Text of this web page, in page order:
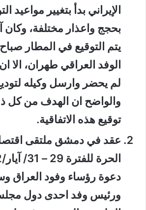
الإيراني بدأ بتغيير مواعيد
بحجج واعذار مختلفة، وكان
يتم التوقيع في المطار
الوفد العراقي طهران، الا ان
لم يحضر وارسل وكيله
والواضح ان الهدف من كل
توقيع هذه الاتفاقية.
عقد في دمشق ملتقى
دعوة رؤساء وفود العراق
ورئيس وفد احدى دول